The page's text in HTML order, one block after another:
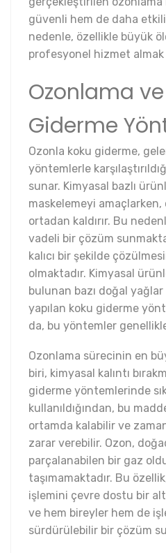
güvenli hem de daha
nedenle, özellikle büyük
profesyonel hizmet almak
Ozonlama
Giderme
Ozonla koku giderme,
yöntemlerle
sunar. Kimyasal bazlı
maskelemeyi amaçlarken,
ortadan kaldırır. Bu
vadeli bir çözüm
kalıcı bir şekilde
olmaktadır. Kimyasal
bulunan bazı doğal
yapılan koku giderme
da, bu yöntemler
Ozonlama sürecinin en
biri, kimyasal kalıntı
giderme yöntemlerinde
kullanıldığından, bu
ortamda kalabilir ve
zarar verebilir. Ozon,
parçalanabilen bir gaz
taşımamaktadır. Bu
işlemini çevre dostu bir
ve hem bireyler hem de
sürdürülebilir bir çözüm